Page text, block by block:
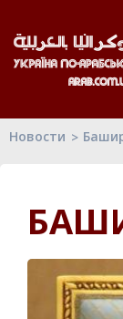
Новости